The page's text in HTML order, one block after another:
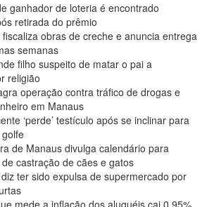
ganhador de loteria é encontrado
retirada do prêmio
fiscaliza obras de creche e anuncia entrega
semanas
filho suspeito de matar o pai a
religião
operação contra tráfico de drogas e
em Manaus
‘perde’ testículo após se inclinar para
de Manaus divulga calendário para
castração de cães e gatos
ter sido expulsa de supermercado por
mede a inflação dos aluguéis cai 0,95%